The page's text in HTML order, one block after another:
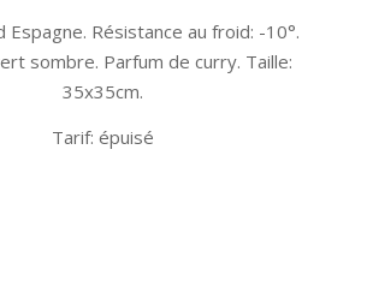
Espagne. Résistance au froid: -10°.
sombre. Parfum de curry. Taille:
35x35cm.
Tarif: épuisé